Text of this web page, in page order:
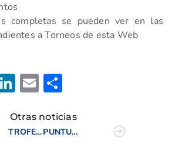
completas se pueden ver en las
a Torneos de esta Web
LinkedIn
Email
Otras noticias
TROFEO BENJAMIN C.V. 3/3
PUNTUABLE PITCH & PUTT